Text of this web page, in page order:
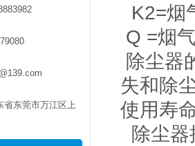
省东莞市万江区上
K2=烟
Q =烟
除尘器
失和除
使用寿
除尘器